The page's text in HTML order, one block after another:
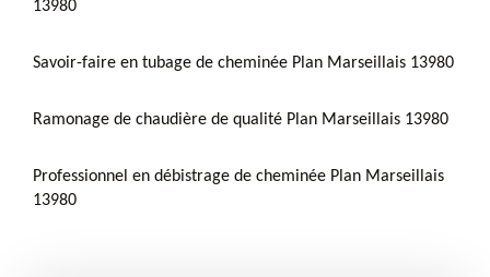
13980
Savoir-faire en tubage de cheminée Plan Marseillais 13980
Ramonage de chaudière de qualité Plan Marseillais 13980
Professionnel en débistrage de cheminée Plan Marseillais
13980